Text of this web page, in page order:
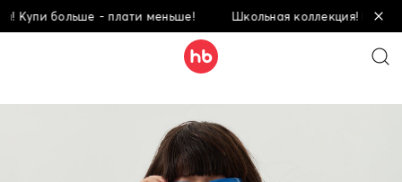
Купи больше - плати меньше! Школьная коллекция! Купи